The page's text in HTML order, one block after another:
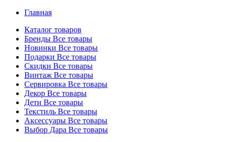
Главная
Каталог товаров
Бренды Все товары
Новинки Все товары
Подарки Все товары
Скидки Все товары
Винтаж Все товары
Сервировка Все товары
Декор Все товары
Дети Все товары
Текстиль Все товары
Аксессуары Все товары
Выбор Дара Все товары